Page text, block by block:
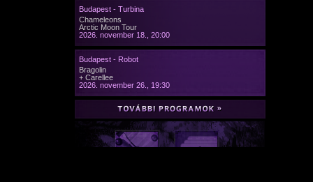
Budapest - Turbina
Chameleons
Arctic Moon Tour
2026. november 18., 20:00
Budapest - Robot
Bragolin
+ Carellee
2026. november 26., 19:30